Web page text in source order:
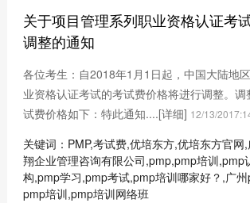
关于项目管理系列职业资格认证考
调整的通知
各位考生：自2018年1月1日起，中国大陆地
业资格认证考试的考试费价格将进行调整。
试费价格如下：特此通知....[详细] 12/13/
关键词：PMP,考试费,优培东方,优培东方官网
翔企业管理咨询有限公司,pmp,pmp培训,pmp
构,pmp学习,pmp考试,pmp培训哪家好？,广
pmp培训,pmp培训网络班